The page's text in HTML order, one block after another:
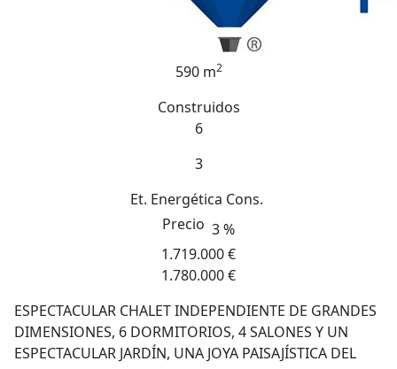
590 m2
Construidos
6
3
Et. Energética Cons.
Precio 3 %
1.719.000 €
1.780.000 €
ESPECTACULAR CHALET INDEPENDIENTE DE GRANDES
DIMENSIONES, 6 DORMITORIOS, 4 SALONES Y UN
ESPECTACULAR JARDÍN, UNA JOYA PAISAJÍSTICA DEL